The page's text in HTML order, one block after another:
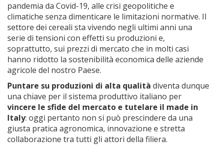
pandemia da Covid-19, alle crisi geopolitiche e
climatiche senza dimenticare le limitazioni normative. Il
settore dei cereali sta vivendo negli ultimi anni una
serie di tensioni con effetti su produzioni e,
soprattutto, sui prezzi di mercato che in molti casi
hanno ridotto la sostenibilità economica delle aziende
agricole del nostro Paese.
Puntare su produzioni di alta qualità diventa dunque
una chiave per il sistema produttivo italiano per
vincere le sfide del mercato e tutelare il made in
Italy: oggi pertanto non si può prescindere da una
giusta pratica agronomica, innovazione e stretta
collaborazione tra tutti gli attori della filiera.